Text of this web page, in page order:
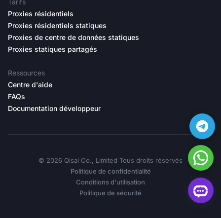
Tarifs
Proxies résidentiels
Proxies résidentiels statiques
Proxies de centre de données statiques
Proxies statiques partagés
Ressources
Centre d'aide
FAQs
Documentation développeur
©️ 2026 Qisai Co., Limited Tous droits réservés
Politique de confidentialité
Conditions d'utilisation
Politique de sécurité